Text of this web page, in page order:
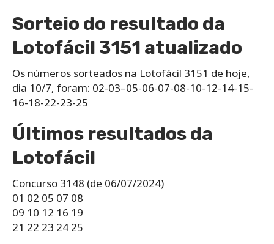
Sorteio do resultado da
Lotofácil 3151 atualizado
Os números sorteados na Lotofácil 3151 de hoje,
dia 10/7, foram: 02-03–05-06-07-08-10-12-14-15-
16-18-22-23-25
Últimos resultados da
Lotofácil
Concurso 3148 (de 06/07/2024)
01 02 05 07 08
09 10 12 16 19
21 22 23 24 25